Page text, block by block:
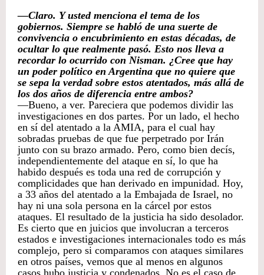
—Claro. Y usted menciona el tema de los
gobiernos. Siempre se habló de una suerte de
convivencia o encubrimiento en estas décadas, de
ocultar lo que realmente pasó. Esto nos lleva a
recordar lo ocurrido con Nisman. ¿Cree que hay
un poder político en Argentina que no quiere que
se sepa la verdad sobre estos atentados, más allá de
los dos años de diferencia entre ambos?
—Bueno, a ver. Pareciera que podemos dividir las
investigaciones en dos partes. Por un lado, el hecho
en sí del atentado a la AMIA, para el cual hay
sobradas pruebas de que fue perpetrado por Irán
junto con su brazo armado. Pero, como bien decís,
independientemente del ataque en sí, lo que ha
habido después es toda una red de corrupción y
complicidades que han derivado en impunidad. Hoy,
a 33 años del atentado a la Embajada de Israel, no
hay ni una sola persona en la cárcel por estos
ataques. El resultado de la justicia ha sido desolador.
Es cierto que en juicios que involucran a terceros
estados e investigaciones internacionales todo es más
complejo, pero si comparamos con ataques similares
en otros países, vemos que al menos en algunos